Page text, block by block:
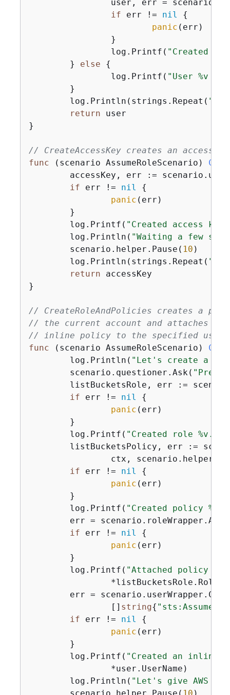
if err != nil
{
panic (err)
		log.Printf(
"Created
	}
else
{
		log.Printf(
"User %v
	log.Println(strings.Repeat(
"-"
return user
}
// CreateAccessKey creates an access
func
(scenario AssumeRoleScenario)
if err != nil
{
panic (err)
	log.Printf(
"Created access
	log.Println(
"Waiting a few
	scenario.helper.Pause(
10 )
	log.Println(strings.Repeat(
"-"
return accessKey
}
// CreateRoleAndPolicies creates a
// the current account and attaches
// inline policy to the specified user
func
(scenario AssumeRoleScenario)
	log.Println(
"Let's create a
	scenario.questioner.Ask(
"Press
if err != nil
{
panic (err)
	log.Printf(
"Created role %v.\n"
ctx,
if err != nil
{
panic (err)
	log.Printf(
"Created policy
if err != nil
{
panic (err)
	log.Printf(
"Attached policy
		[]
string{
if err != nil
{
panic (err)
	log.Printf(
"Created an inline
	log.Println(
"Let's give AWS a